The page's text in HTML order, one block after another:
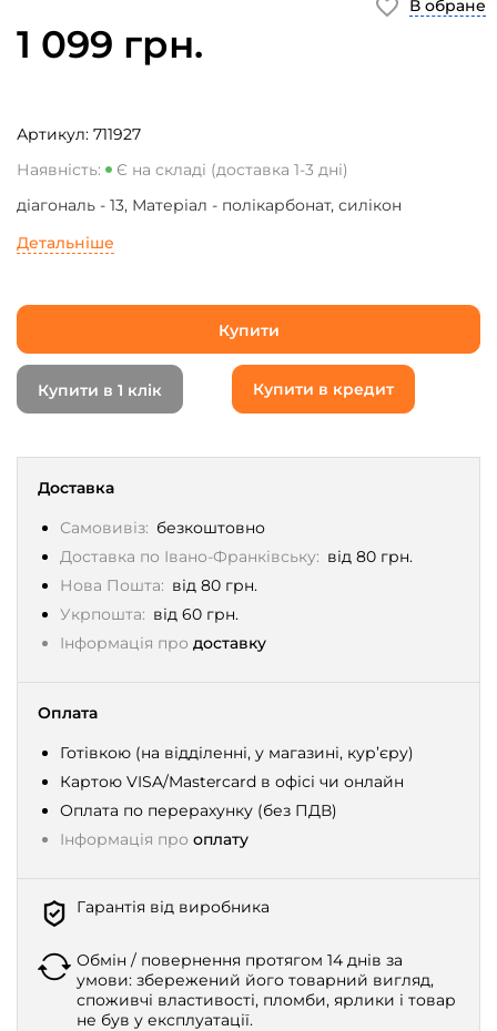
1 099 грн.
Доставка
Самовивіз: безкоштовно
Доставка по Івано-Франківську: від 80 грн.
Нова Пошта: від 80 грн.
Укрпошта: від 60 грн.
Інформація про доставку
Оплата
Готівкою (на відділенні, у магазині, кур’єру)
Картою VISA/Mastercard в офісі чи онлайн
Оплата по перерахунку (без ПДВ)
Інформація про оплату
Гарантія від виробника
Обмін / повернення протягом 14 днів за
умови: збережений його товарний вигляд,
споживчі властивості, пломби, ярлики і товар
не був у експлуатації.
Артикул: 711927
Наявність:
Є на складі (доставка 1-3 дні)
діагональ - 13, Матеріал - полікарбонат, силікон
Детальніше
Купити
Купити в 1 клік Купити в кредит
В обране